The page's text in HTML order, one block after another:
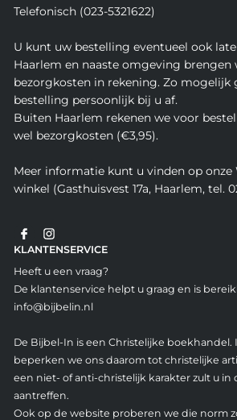
Telefonisch (023-5321622)
U kunt uw bestelling eventueel ook
Haarlem en naaste omgeving brengen
bezorgkosten in rekening. Zo mogelijk
bestelling persoonlijk bij u af.
Buiten Haarlem rekenen we voor
wel bezorgkosten (€3,95).
Meer informatie kunt u vinden op onze
winkel (Gasthuisvest 17a, Haarlem, tel.
KLANTENSERVICE
Heeft u een vraag?
De klantenservice helpt u graag en is
info@bijbelin.nl
De Bijbel-In is een Christelijke boekhandel.
beperken we ons daarom tot christelijke
een niet- of anti-christelijk karakter zult u in
aantreffen.
Ook op de website proberen we die norm